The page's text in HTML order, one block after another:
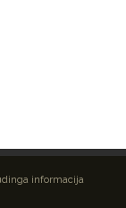
informacija